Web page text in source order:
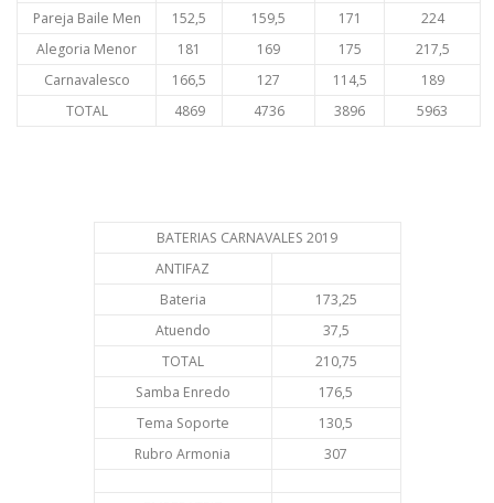
Pareja Baile Men
152,5 159,5 171
224
Alegoria Menor
181 169 175
217,5
Carnavalesco
166,5 127 114,5
189
TOTAL
4869 4736 3896 5963
BATERIAS CARNAVALES 2019
ANTIFAZ
Bateria
173,25
Atuendo
37,5
TOTAL
210,75
Samba Enredo
176,5
Tema Soporte
130,5
Rubro Armonia
307